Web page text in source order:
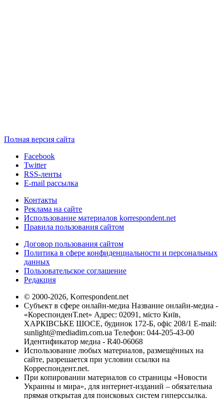
Полная версия сайта
Facebook
Twitter
RSS-ленты
E-mail рассылка
Контакты
Реклама на сайте
Использование материалов korrespondent.net
Правила пользования сайтом
Договор пользования сайтом
Политика в сфере конфиденциальности и персональных
данных
Пользовательское соглашение
Редакция
© 2000-2026, Korrespondent.net
Субъект в сфере онлайн-медиа Название онлайн-медиа -
«КореспонденТ.net» Адрес: 02091, місто Київ,
ХАРКІВСЬКЕ ШОСЕ, будинок 172-Б, офіс 208/1 E-mail:
sunlight@mediadim.com.ua Телефон: 044-205-43-00
Идентификатор медиа - R40-06068
Использование любых материалов, размещённых на
сайте, разрешается при условии ссылки на
Корреспондент.net.
При копировании материалов со страницы «Новости
Украины и мира», для интернет-изданий – обязательна
прямая открытая для поисковых систем гиперссылка.